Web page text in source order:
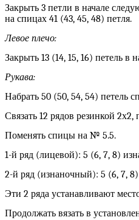
Закрыть 3 петли в начале
на спицах 41 (43, 45, 48) петля.
Левое плечо:
Закрыть 13 (14, 15, 16) петель
Рукава:
Набрать 50 (50, 54, 54) петель
Связать 12 рядов резинкой
Поменять спицы на № 5.5.
1-й ряд (лицевой): 5 (6, 7, 8)
2-й ряд (изнаночный): 5 (6, 7,
Эти 2 ряда устанавливают
Продолжать вязать в